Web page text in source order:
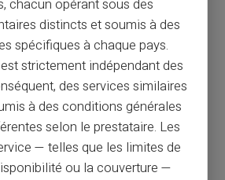
réglementaires. À partir de
seront soumis aux
crédits avecvérification de
fiché Banque de France,
votre dossieren agence ou
pièce d'identité. La réponse
jours vous indique votre situation
chacun opérant sous des
distincts et soumis à des
spécifiques à chaque pays.
strictement indépendant des
des services similaires
à des conditions générales
selon le prestataire. Les
— telles que les limites de
ou la couverture —